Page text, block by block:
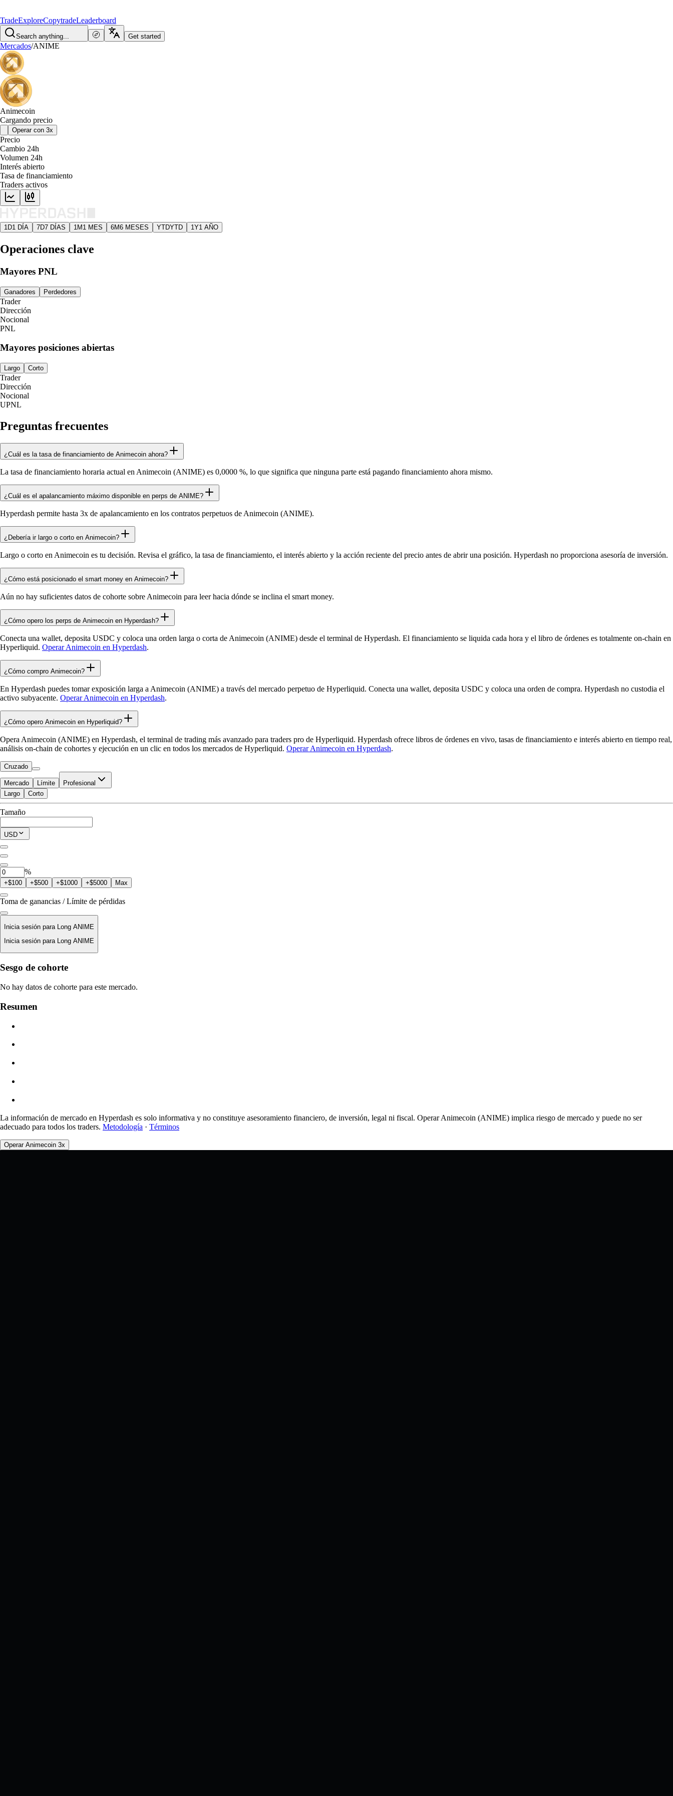
TradeExploreCopytradeLeaderboard
Search anything... Get started
Mercados/ANIME
Animecoin
Cargando precio
Operar con 3x
Precio
Cambio 24h
Volumen 24h
Interés abierto
Tasa de financiamiento
Traders activos
1D1 DÍA 7D7 DÍAS 1M 1 MES 6M6 MESES YTDYTD 1Y1 AÑO
Operaciones clave
Mayores PNL
Ganadores Perdedores
Trader
Dirección
Nocional
PNL
Mayores posiciones abiertas
Largo Corto
Trader
Dirección
Nocional
UPNL
Preguntas frecuentes
¿Cuál es la tasa de financiamiento de Animecoin ahora?
La tasa de financiamiento horaria actual en Animecoin (ANIME) es 0,0000 %, lo que significa que ninguna parte está pagando financiamiento ahora mismo.
¿Cuál es el apalancamiento máximo disponible en perps de ANIME?
Hyperdash permite hasta 3x de apalancamiento en los contratos perpetuos de Animecoin (ANIME).
¿Debería ir largo o corto en Animecoin?
Largo o corto en Animecoin es tu decisión. Revisa el gráfico, la tasa de financiamiento, el interés abierto y la acción reciente del precio antes de abrir una posición. Hyperdash no proporciona asesoría de inversión.
¿Cómo está posicionado el smart money en Animecoin?
Aún no hay suficientes datos de cohorte sobre Animecoin para leer hacia dónde se inclina el smart money.
¿Cómo opero los perps de Animecoin en Hyperdash?
Conecta una wallet, deposita USDC y coloca una orden larga o corta de Animecoin (ANIME) desde el terminal de Hyperdash. El financiamiento se liquida cada hora y el libro de órdenes es totalmente on-chain en
Hyperliquid. Operar Animecoin en Hyperdash.
¿Cómo compro Animecoin?
En Hyperdash puedes tomar exposición larga a Animecoin (ANIME) a través del mercado perpetuo de Hyperliquid. Conecta una wallet, deposita USDC y coloca una orden de compra. Hyperdash no custodia el
activo subyacente. Operar Animecoin en Hyperdash.
¿Cómo opero Animecoin en Hyperliquid?
Opera Animecoin (ANIME) en Hyperdash, el terminal de trading más avanzado para traders pro de Hyperliquid. Hyperdash ofrece libros de órdenes en vivo, tasas de financiamiento e interés abierto en tiempo real,
análisis on-chain de cohortes y ejecución en un clic en todos los mercados de Hyperliquid. Operar Animecoin en Hyperdash.
Cruzado
Mercado Límite Profesional
Disponible para Trade
$0.00
Posición Actual
Largo Corto
Tamaño
USD
%
+$100 +$500 +$1000 +$5000 Max
Toma de ganancias / Límite de pérdidas
Inicia sesión para Long ANIME
Inicia sesión para Long ANIME
Precio De Liquidación
N/D
0.0450% / 0.0150%
Sesgo de cohorte
No hay datos de cohorte para este mercado.
Resumen
La información de mercado en Hyperdash es solo informativa y no constituye asesoramiento financiero, de inversión, legal ni fiscal. Operar Animecoin (ANIME) implica riesgo de mercado y puede no ser
adecuado para todos los traders. Metodología · Términos
Operar Animecoin 3x